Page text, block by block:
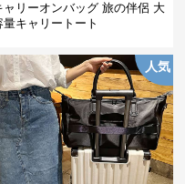
ャリーオンバッグ 旅の伴侶 大
量キャリートート
人気